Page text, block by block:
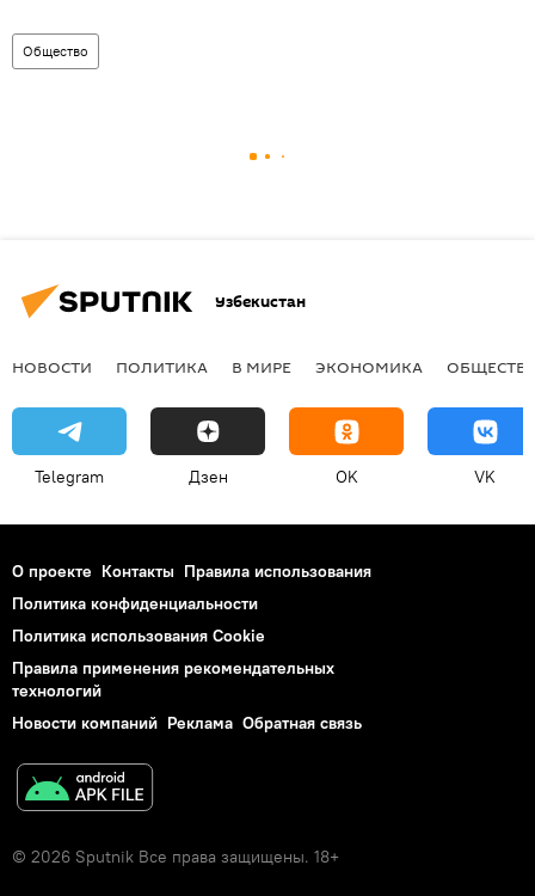
Общество
Узбекистан
НОВОСТИ ПОЛИТИКА В МИРЕ ЭКОНОМИКА
Telegram Дзен OK VK
О проекте Контакты Правила использования
Политика конфиденциальности
Политика использования Cookie
Правила применения рекомендательных
технологий
Новости компаний Реклама Обратная связь
© 2026 Sputnik Все права защищены. 18+